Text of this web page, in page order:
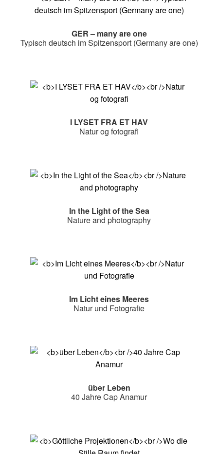
GER – many are one
Typisch deutsch im Spitzensport (Germany are one)
I LYSET FRA ET HAV
Natur og fotografi
In the Light of the Sea
Nature and photography
Im Licht eines Meeres
Natur und Fotografie
über Leben
40 Jahre Cap Anamur